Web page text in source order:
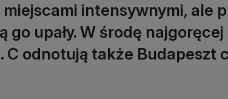
intensywnymi, ale
go upały. W środę
C odnotują także Budapeszt